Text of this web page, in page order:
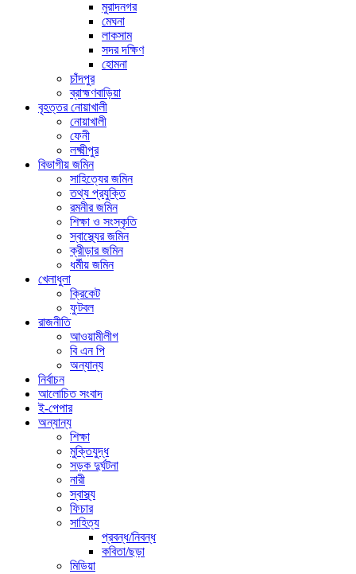
মুরাদনগর
মেঘনা
লাকসাম
সদর দক্ষিণ
হোমনা
চাঁদপুর
ব্রাহ্মণবাড়িয়া
বৃহত্তর নোয়াখালী
নোয়াখালী
ফেনী
লক্ষ্মীপুর
বিভাগীয় জমিন
সাহিত্যের জমিন
তথ্য প্রযুক্তি
রমনীর জমিন
শিক্ষা ও সংস্কৃতি
স্বাস্থ্যের জমিন
ক্রীড়ার জমিন
ধর্মীয় জমিন
খেলাধুলা
ক্রিকেট
ফুটবল
রাজনীতি
আওয়ামীলীগ
বি এন পি
অন্যান্য
নির্বাচন
আলোচিত সংবাদ
ই-পেপার
অন্যান্য
শিক্ষা
মুক্তিযুদ্ধ
সড়ক দুর্ঘটনা
নারী
স্বাস্থ্য
ফিচার
সাহিত্য
প্রবন্ধ/নিবন্ধ
কবিতা/ছড়া
মিডিয়া